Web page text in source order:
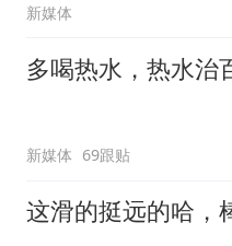
新媒体
多喝热水，热水治
新媒体 69跟贴
这滑的挺远的哈，